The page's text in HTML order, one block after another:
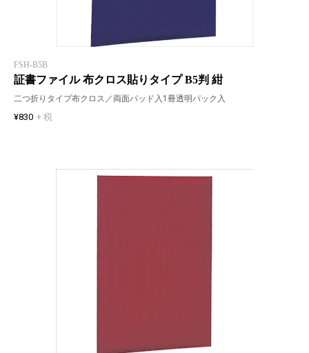
FSH-B5B
証書ファイル 布クロス貼りタイプ B5判 紺
二つ折りタイプ布クロス／両面パッド入1冊透明パック入
¥830 + 税